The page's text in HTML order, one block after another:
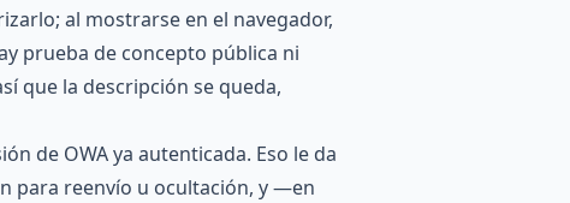
al mostrarse en el navegador,
prueba de concepto pública ni
que la descripción se queda,
de OWA ya autenticada. Eso le da
para reenvío u ocultación, y —en